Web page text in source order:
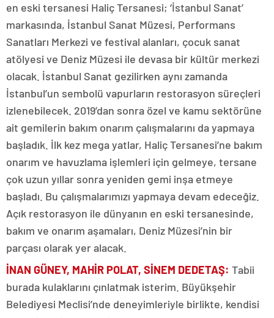
en eski tersanesi Haliç Tersanesi; ‘İstanbul Sanat’
markasında, İstanbul Sanat Müzesi, Performans
Sanatları Merkezi ve festival alanları, çocuk sanat
atölyesi ve Deniz Müzesi ile devasa bir kültür merkezi
olacak. İstanbul Sanat gezilirken aynı zamanda
İstanbul’un sembolü vapurların restorasyon süreçleri
izlenebilecek. 2019’dan sonra özel ve kamu sektörüne
ait gemilerin bakım onarım çalışmalarını da yapmaya
başladık. İlk kez mega yatlar, Haliç Tersanesi’ne bakım
onarım ve havuzlama işlemleri için gelmeye, tersane
çok uzun yıllar sonra yeniden gemi inşa etmeye
başladı. Bu çalışmalarımızı yapmaya devam edeceğiz.
Açık restorasyon ile dünyanın en eski tersanesinde,
bakım ve onarım aşamaları, Deniz Müzesi’nin bir
parçası olarak yer alacak.
İNAN GÜNEY, MAHİR POLAT, SİNEM DEDETAŞ: Tabii
burada kulaklarını çınlatmak isterim. Büyükşehir
Belediyesi Meclisi’nde deneyimleriyle birlikte, kendisi